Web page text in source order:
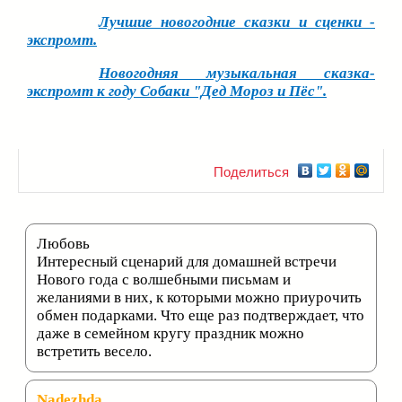
Лучшие новогодние сказки и сценки -
экспромт.
Новогодняя музыкальная сказка-
экспромт к году Собаки "Дед Мороз и Пёс".
Поделиться
Любовь
Интересный сценарий для домашней встречи
Нового года с волшебными письмам и
желаниями в них, к которыми можно приурочить
обмен подарками. Что еще раз подтверждает, что
даже в семейном кругу праздник можно
встретить весело.